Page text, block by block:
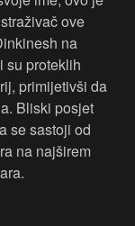
ove
na
su proteklih
primijetivši da
Bliski posjet
se sastoji od
na najširem